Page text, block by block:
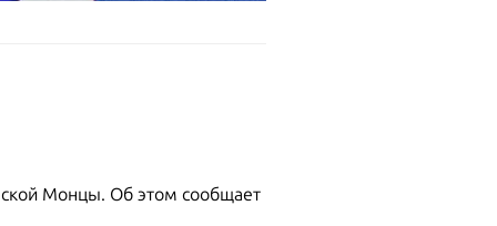
Монцы. Об этом сообщает